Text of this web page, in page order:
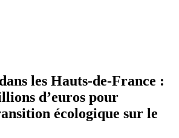
les Hauts-de-France :
d’euros pour
écologique sur le